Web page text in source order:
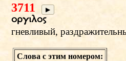
3711 ▶
orgilow
гневливый,
Слова с этим номером: